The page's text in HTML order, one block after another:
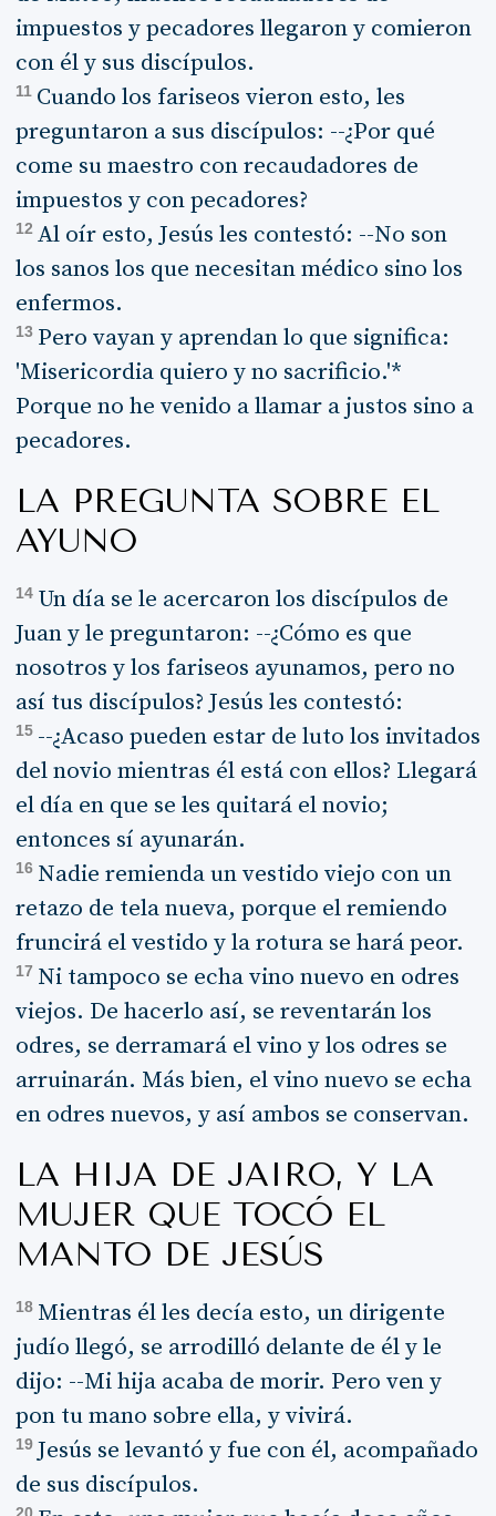
impuestos y pecadores llegaron y comieron
con él y sus discípulos.
11 Cuando los fariseos vieron esto, les
preguntaron a sus discípulos: --¿Por qué
come su maestro con recaudadores de
impuestos y con pecadores?
12 Al oír esto, Jesús les contestó: --No son
los sanos los que necesitan médico sino los
enfermos.
13 Pero vayan y aprendan lo que significa:
'Misericordia quiero y no sacrificio.'*
Porque no he venido a llamar a justos sino a
pecadores.
LA PREGUNTA SOBRE EL
AYUNO
14 Un día se le acercaron los discípulos de
Juan y le preguntaron: --¿Cómo es que
nosotros y los fariseos ayunamos, pero no
así tus discípulos? Jesús les contestó:
15 --¿Acaso pueden estar de luto los invitados
del novio mientras él está con ellos? Llegará
el día en que se les quitará el novio;
entonces sí ayunarán.
16 Nadie remienda un vestido viejo con un
retazo de tela nueva, porque el remiendo
fruncirá el vestido y la rotura se hará peor.
17 Ni tampoco se echa vino nuevo en odres
viejos. De hacerlo así, se reventarán los
odres, se derramará el vino y los odres se
arruinarán. Más bien, el vino nuevo se echa
en odres nuevos, y así ambos se conservan.
LA HIJA DE JAIRO, Y LA
MUJER QUE TOCÓ EL
MANTO DE JESÚS
18 Mientras él les decía esto, un dirigente
judío llegó, se arrodilló delante de él y le
dijo: --Mi hija acaba de morir. Pero ven y
pon tu mano sobre ella, y vivirá.
19 Jesús se levantó y fue con él, acompañado
de sus discípulos.
20